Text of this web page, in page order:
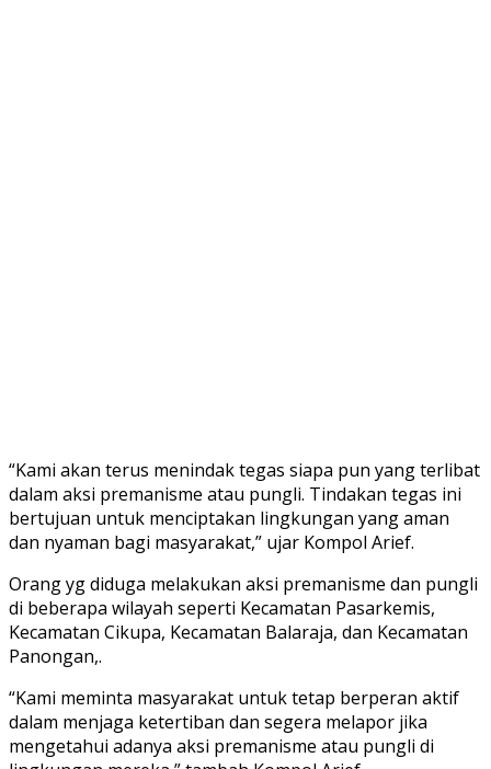
“Kami akan terus menindak tegas siapa pun yang terlibat
dalam aksi premanisme atau pungli. Tindakan tegas ini
bertujuan untuk menciptakan lingkungan yang aman
dan nyaman bagi masyarakat,” ujar Kompol Arief.
Orang yg diduga melakukan aksi premanisme dan pungli
di beberapa wilayah seperti Kecamatan Pasarkemis,
Kecamatan Cikupa, Kecamatan Balaraja, dan Kecamatan
Panongan,.
“Kami meminta masyarakat untuk tetap berperan aktif
dalam menjaga ketertiban dan segera melapor jika
mengetahui adanya aksi premanisme atau pungli di